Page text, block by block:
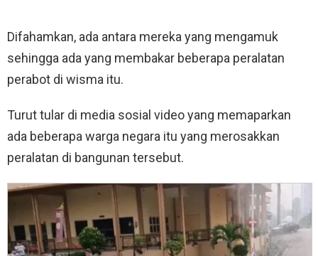
Difahamkan, ada antara mereka yang mengamuk
sehingga ada yang membakar beberapa peralatan
perabot di wisma itu.
Turut tular di media sosial video yang memaparkan
ada beberapa warga negara itu yang merosakkan
peralatan di bangunan tersebut.